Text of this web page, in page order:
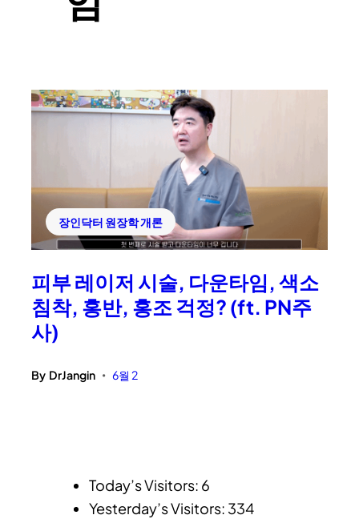
장인닥터 원장학 개론
피부 레이저 시술, 다운타임, 색소
침착, 홍반, 홍조 걱정? (ft. PN주
사)
By DrJangin • 6월 2
Today’s Visitors: 6
Yesterday’s Visitors: 334